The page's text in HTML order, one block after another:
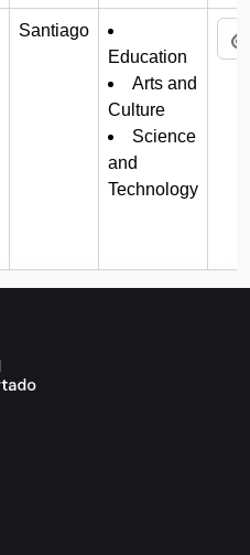
Santiago
Education
Arts and
Culture
Science
and
Technology